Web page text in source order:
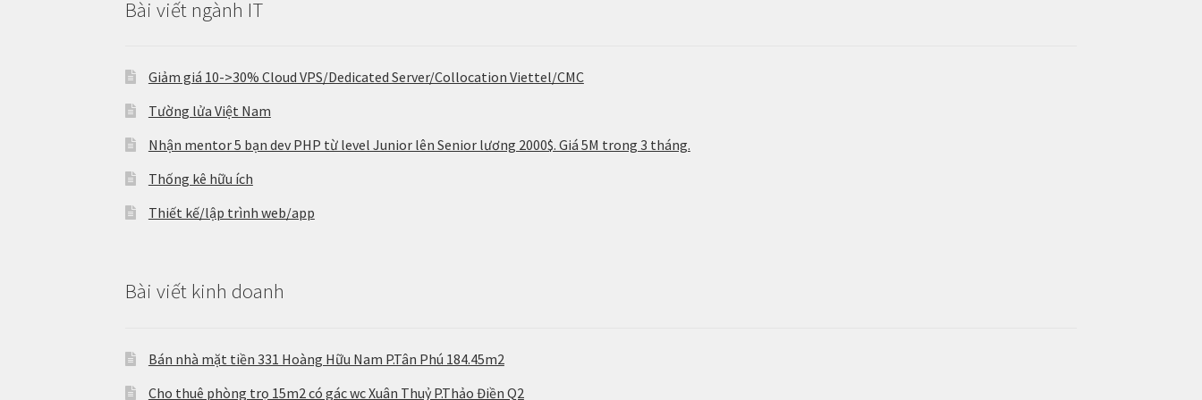
Bài viết ngành IT
Giảm giá 10->30% Cloud VPS/Dedicated Server/Collocation Viettel/CMC
Tường lửa Việt Nam
Nhận mentor 5 bạn dev PHP từ level Junior lên Senior lương 2000$. Giá 5M trong 3 tháng.
Thống kê hữu ích
Thiết kế/lập trình web/app
Bài viết kinh doanh
Bán nhà mặt tiền 331 Hoàng Hữu Nam P.Tân Phú 184.45m2
Cho thuê phòng trọ 15m2 có gác wc Xuân Thuỷ P.Thảo Điền Q2